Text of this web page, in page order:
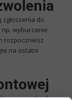
do
wyburzanie
rozpoczniesz
na ostatni
naprawach, ale